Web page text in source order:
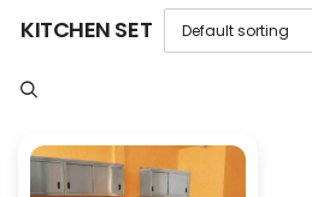
KITCHEN SET